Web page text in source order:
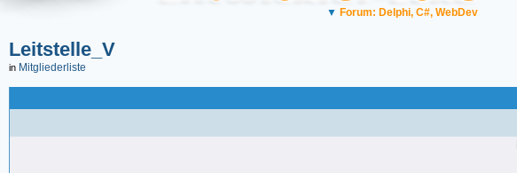
▼ Forum: Delphi, C#, WebDev
Leitstelle_V
in Mitgliederliste